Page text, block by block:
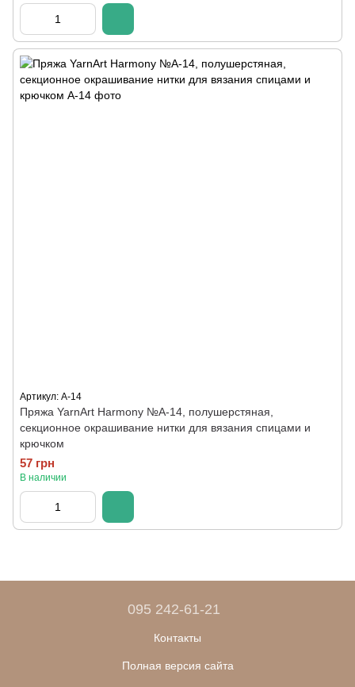
Артикул: A-14
Пряжа YarnArt Harmony №А-14, полушерстяная,
секционное окрашивание нитки для вязания спицами и
крючком
57 грн
В наличии
095 242-61-21
Контакты
Полная версия сайта